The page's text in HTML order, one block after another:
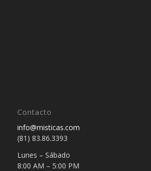
Contacto
info@misticas.com
(81) 83.86.3393
Lunes – Sábado
8:00 AM – 5:00 PM